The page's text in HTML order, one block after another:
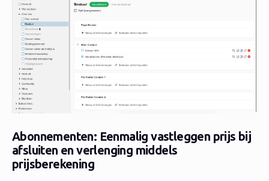
Abonnementen: Eenmalig vastleggen prijs bij
afsluiten en verlenging middels
prijsberekening